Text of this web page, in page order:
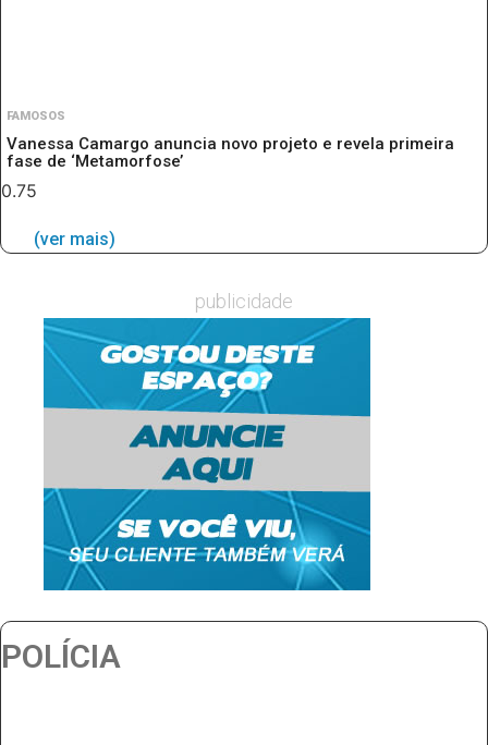
FAMOSOS
Vanessa Camargo anuncia novo projeto e revela primeira
fase de ‘Metamorfose’
(ver mais)
publicidade
POLÍCIA